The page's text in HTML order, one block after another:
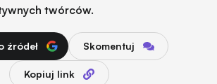
twórców.
źródeł Skomentuj
Kopiuj link